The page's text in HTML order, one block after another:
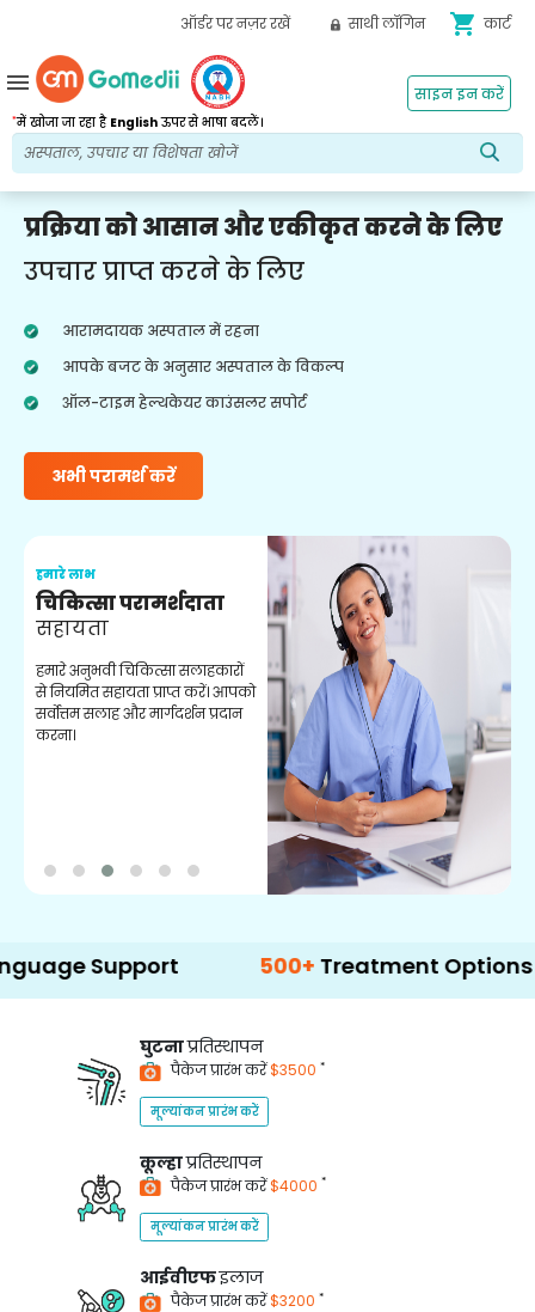
ऑर्डर पर नज़र रखें साथी लॉगिन shopping_cart कार्ट
*में खोजा जा रहा है Englishऊपर से भाषा बदलें।
साइन इन करें
menu
प्रक्रिया को आसान और एकीकृत करने के लिए
उपचार प्राप्त करने के लिए
आरामदायक अस्पताल में रहना
आपके बजट के अनुसार अस्पताल के विकल्प
ऑल-टाइम हेल्थकेयर काउंसलर सपोर्ट
अभी परामर्श करें
हमारे लाभ
चिकित्सा परामर्शदाता
सहायता
हमारे अनुभवी चिकित्सा सलाहकारों
से नियमित सहायता प्राप्त करें। आपको
सर्वोत्तम सलाह और मार्गदर्शन प्रदान
करना।
500+ Treatment Options
घुटनाप्रतिस्थापन
पैकेज प्रारंभ करें$3500 *
मूल्यांकन प्रारंभ करें
कूल्हाप्रतिस्थापन
पैकेज प्रारंभ करें$4000 *
मूल्यांकन प्रारंभ करें
आईवीएफइलाज
पैकेज प्रारंभ करें$3200 *